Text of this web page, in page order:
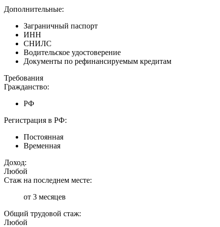
Дополнительные:
Заграничный паспорт
ИНН
СНИЛС
Водительское удостоверение
Документы по рефинансируемым кредитам
Требования
Гражданство:
РФ
Регистрация в РФ:
Постоянная
Временная
Доход:
Любой
Стаж на последнем месте:
от 3 месяцев
Общий трудовой стаж:
Любой